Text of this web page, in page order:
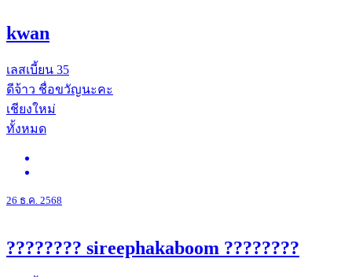
kwan
เลสเบี้ยน 35
ดีจ้าว ชื่อขวัญนะคะ
เชียงใหม่
ทั้งหมด
26 ธ.ค. 2568
???????? sireephakaboom ????????